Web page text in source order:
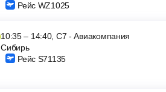
Рейс WZ1025
10:35 – 14:40, С7 - Авиакомпания
Сибирь
Рейс S71135